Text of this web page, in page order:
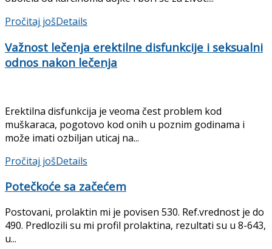
Pročitaj jošDetails
Važnost lečenja erektilne disfunkcije i seksualni
odnos nakon lečenja
Erektilna disfunkcija je veoma čest problem kod
muškaraca, pogotovo kod onih u poznim godinama i
može imati ozbiljan uticaj na...
Pročitaj jošDetails
Potečkoće sa začećem
Postovani, prolaktin mi je povisen 530. Ref.vrednost je do
490. Predlozili su mi profil prolaktina, rezultati su u 8-643,
u...